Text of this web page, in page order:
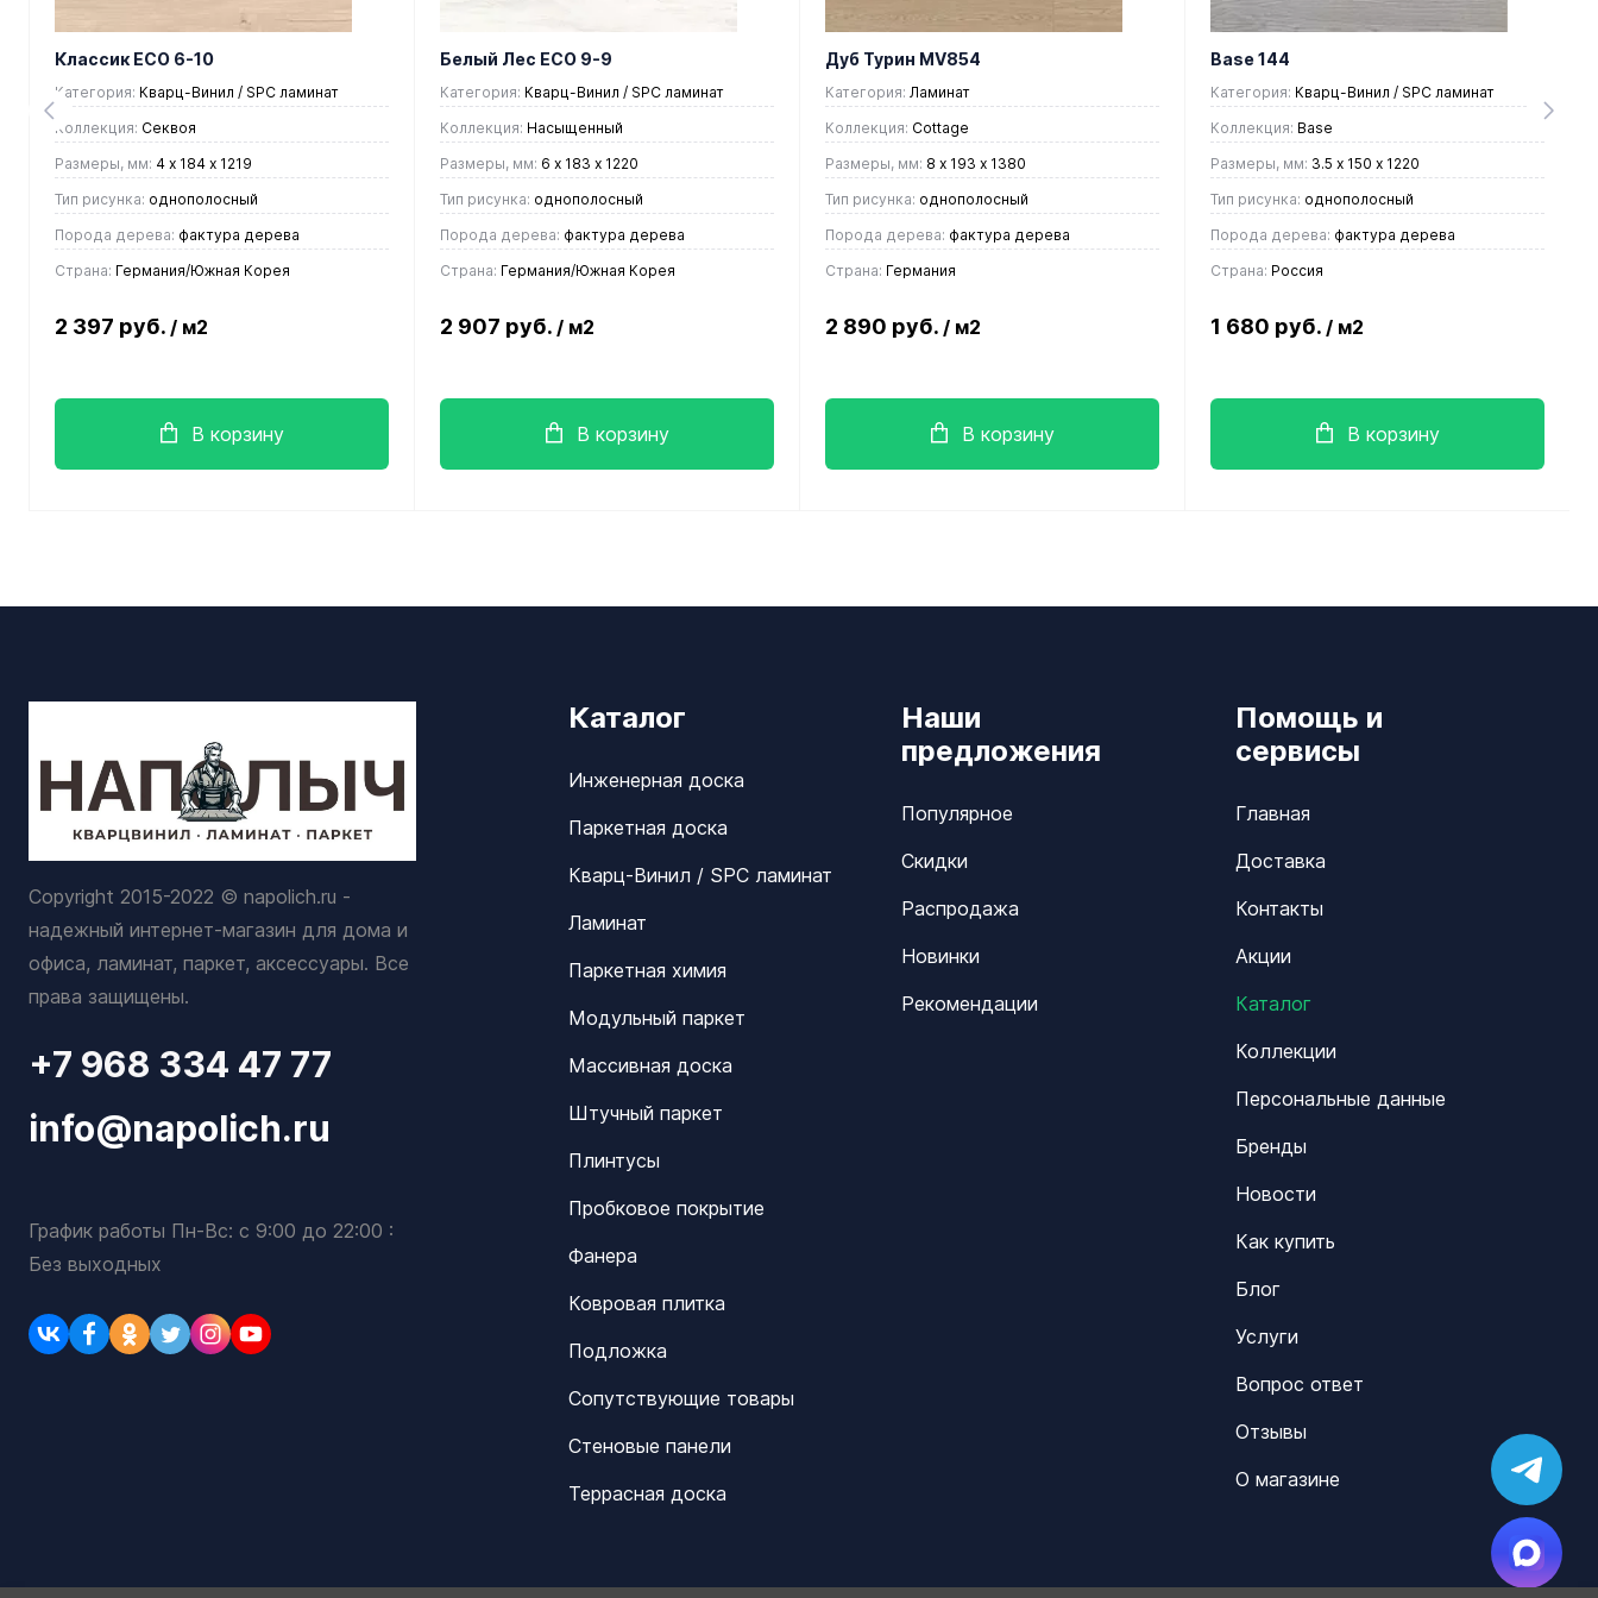
Классик ЕСО 6-10
Категория: Кварц-Винил / SPC ламинат
Коллекция: Секвоя
Размеры, мм: 4 х 184 х 1219
Тип рисунка: однополосный
Порода дерева: фактура дерева
Страна: Германия/Южная Корея
2 397 руб. / м2
В корзину
Белый Лес ECO 9-9
Категория: Кварц-Винил / SPC ламинат
Коллекция: Насыщенный
Размеры, мм: 6 х 183 х 1220
Тип рисунка: однополосный
Порода дерева: фактура дерева
Страна: Германия/Южная Корея
2 907 руб. / м2
В корзину
Дуб Турин MV854
Категория: Ламинат
Коллекция: Cottage
Размеры, мм: 8 х 193 х 1380
Тип рисунка: однополосный
Порода дерева: фактура дерева
Страна: Германия
2 890 руб. / м2
В корзину
Base 144
Категория: Кварц-Винил / SPC ламинат
Коллекция: Base
Размеры, мм: 3.5 х 150 х 1220
Тип рисунка: однополосный
Порода дерева: фактура дерева
Страна: Россия
1 680 руб. / м2
В корзину
Каталог
Инженерная доска
Паркетная доска
Кварц-Винил / SPC ламинат
Ламинат
Паркетная химия
Модульный паркет
Массивная доска
Штучный паркет
Плинтусы
Пробковое покрытие
Фанера
Ковровая плитка
Подложка
Сопутствующие товары
Стеновые панели
Террасная доска
Наши
предложения
Популярное
Скидки
Распродажа
Новинки
Рекомендации
Помощь и
сервисы
Главная
Доставка
Контакты
Акции
Каталог
Коллекции
Персональные данные
Бренды
Новости
Как купить
Блог
Услуги
Вопрос ответ
Отзывы
О магазине
Copyright 2015-2022 © napolich.ru -
надежный интернет-магазин для дома и
офиса, ламинат, паркет, аксессуары. Все
права защищены.
+7 968 334 47 77
info@napolich.ru
График работы Пн-Вс: с 9:00 до 22:00 :
Без выходных